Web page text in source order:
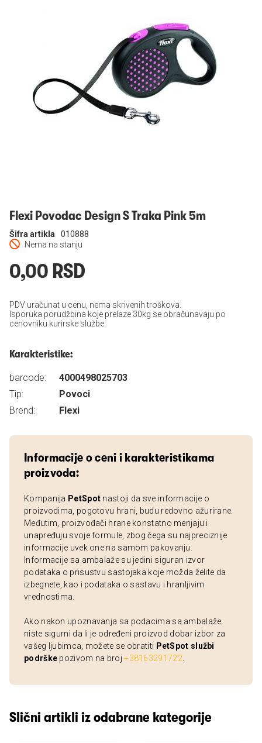
Flexi Povodac Design S Traka Pink 5m
Nema na stanju
Šifra artikla 010888
0,00 RSD
PDV uračunat u cenu, nema skrivenih troškova.
Isporuka porudžbina koje prelaze 30kg se obračunavaju po
cenovniku kurirske službe.
Karakteristike:
barcode:
4000498025703
Tip:
Povoci
Brend:
Flexi
Informacije o ceni i karakteristikama
proizvoda:
Kompanija PetSpot nastoji da sve informacije o
proizvodima, pogotovu hrani, budu redovno ažurirane.
Međutim, proizvođači hrane konstatno menjaju i
unapređuju svoje formule, zbog čega su najpreciznije
informacije uvek one na samom pakovanju.
Informacije sa ambalaže su jedini siguran izvor
podataka o prisustvu sastojaka koje možda želite da
izbegnete, kao i podataka o sastavu i hranljivim
vrednostima.
Ako nakon upoznavanja sa podacima sa ambalaže
niste sigurni da li je određeni proizvod dobar izbor za
vašeg ljubimca, možete se obratiti PetSpot službi
podrške pozivom na broj+38163291722
Slični artikli iz odabrane kategorije